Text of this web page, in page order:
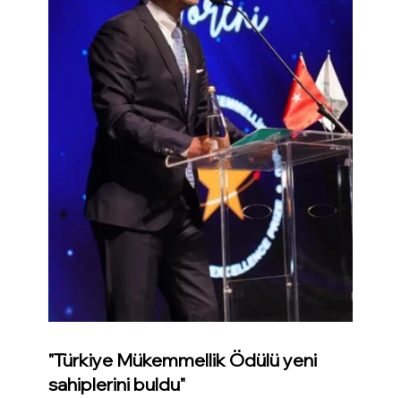
"Türkiye Mükemmellik Ödülü yeni
sahiplerini buldu"